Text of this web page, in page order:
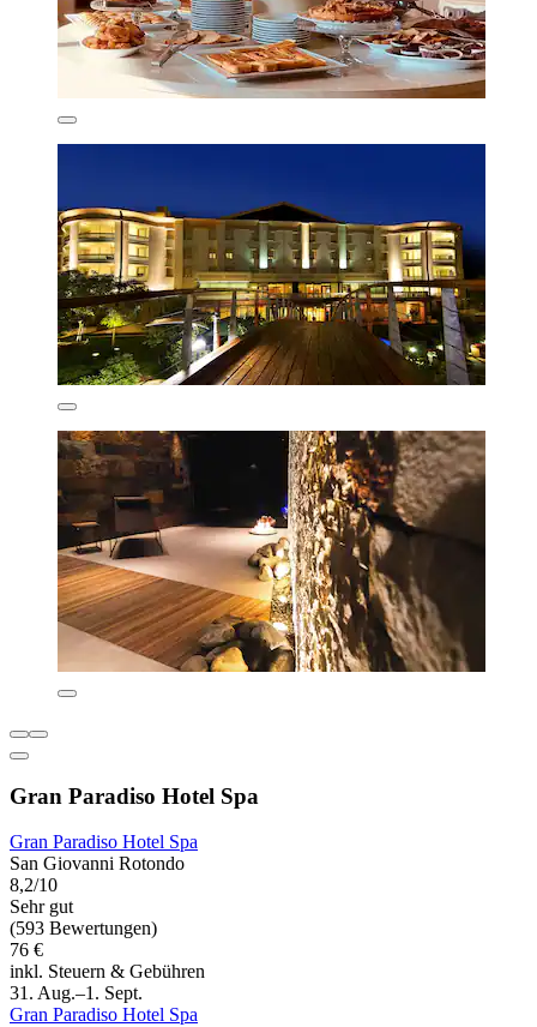
Gran Paradiso Hotel Spa
Gran Paradiso Hotel Spa
San Giovanni Rotondo
8,2/10
Sehr gut
(593 Bewertungen)
76 €
inkl. Steuern & Gebühren
31. Aug.–1. Sept.
Gran Paradiso Hotel Spa